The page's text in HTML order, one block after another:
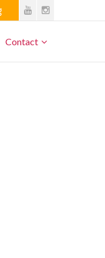
Contact